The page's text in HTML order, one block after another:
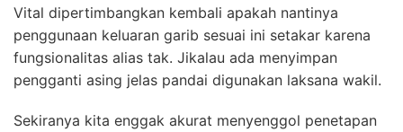
Vital dipertimbangkan kembali apakah nantinya
penggunaan keluaran garib sesuai ini setakar karena
fungsionalitas alias tak. Jikalau ada menyimpan
pengganti asing jelas pandai digunakan laksana wakil.
Sekiranya kita enggak akurat menyenggol penetapan